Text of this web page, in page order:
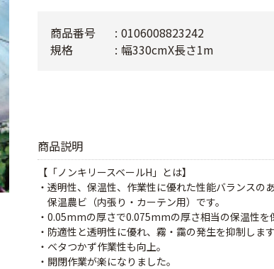
商品説明
【「ノンキリースベールH」とは】
・透明性、保温性、作業性に優れた性能バランスの
保温農ビ（内張り・カーテン用）です。
・0.05mmの厚さで0.075mmの厚さ相当の保温性を
・防適性と透明性に優れ、霧・靄の発生を抑制します
・ベタつかず作業性も向上。
・開閉作業が楽になりました。
商品番号
0106008823242
規格
幅330cmX長さ1m